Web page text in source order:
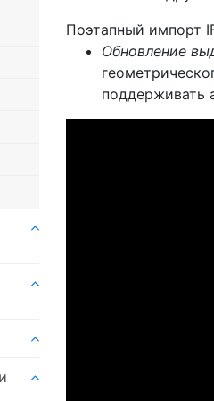
Поэтапный импорт
Обновление
поддерживать